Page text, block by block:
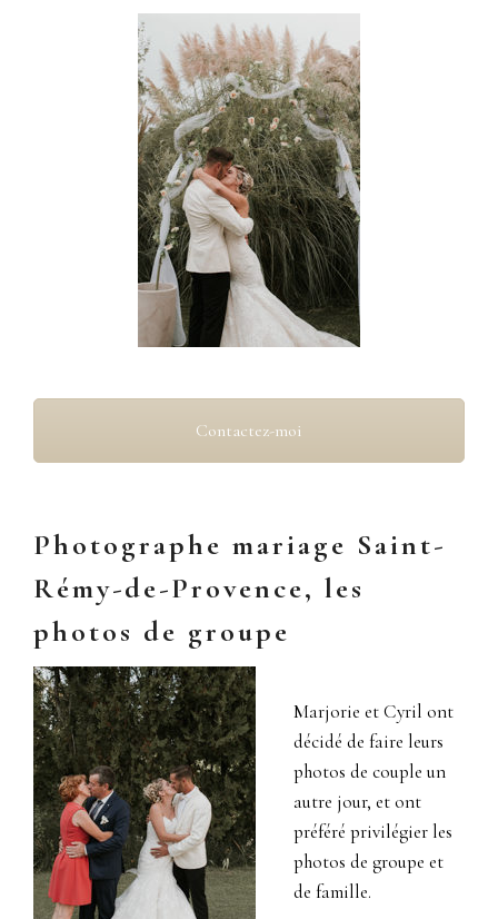
Contactez-moi
Photographe mariage Saint-
Rémy-de-Provence, les
photos de groupe
Marjorie et Cyril ont
décidé de faire leurs
photos de couple un
autre jour, et ont
préféré privilégier les
photos de groupe et
de famille.